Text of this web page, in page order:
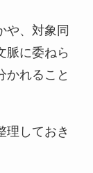
や、対象同
脈に委ねら
かれること
理しておき